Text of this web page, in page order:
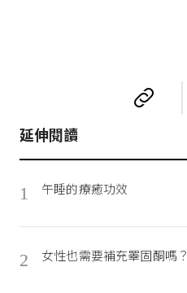
延伸閱讀
1 午睡的療癒功效
2 女性也需要補充睪固酮嗎？